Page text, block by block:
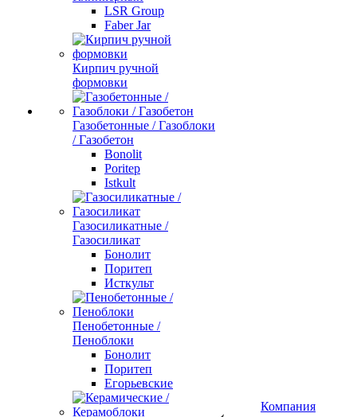
LSR Group
Faber Jar
Кирпич ручной
формовки
Газобетонные / Газоблоки
/ Газобетон
Bonolit
Poritep
Istkult
Газосиликатные /
Газосиликат
Бонолит
Поритеп
Исткульт
Пенобетонные /
Пеноблоки
Бонолит
Поритеп
Егорьевские
Компания